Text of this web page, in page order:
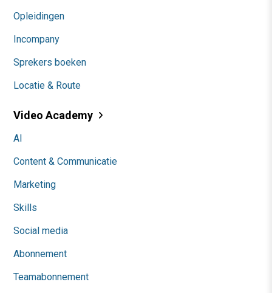
Opleidingen
Incompany
Sprekers boeken
Locatie & Route
Video Academy
AI
Content & Communicatie
Marketing
Skills
Social media
Abonnement
Teamabonnement